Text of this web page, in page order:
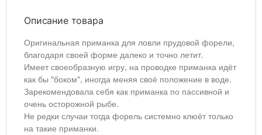
Описание товара
Оригинальная приманка для ловли прудовой форели,
благодаря своей форме далеко и точно летит.
Имеет своеобразную игру, на проводке приманка идёт
как бы "боком", иногда меняя своё положение в воде.
Зарекомендовала себя как приманка по пассивной и
очень осторожной рыбе.
Не редки случаи тогда форель системно клюёт только
на такие приманки.